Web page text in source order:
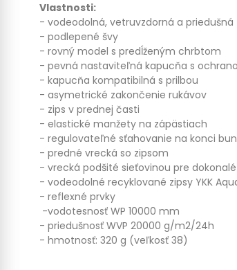
Vlastnosti:
- vodeodolná, vetruvzdorná a priedušná
- podlepené švy
- rovný model s predĺženým chrbtom
- pevná nastaviteľná kapucňa s
- kapucňa kompatibilná s prilbou
- asymetrické zakončenie rukávov
- zips v prednej časti
- elastické manžety na zápästiach
- regulovateľné sťahovanie na konci
- predné vrecká so zipsom
- vrecká podšité sieťovinou pre
- vodeodolné recyklované zipsy YKK
- reflexné prvky
-vodotesnosť WP 10000 mm
- priedušnosť WVP 20000 g/m2/24h
- hmotnosť: 320 g (veľkosť 38)